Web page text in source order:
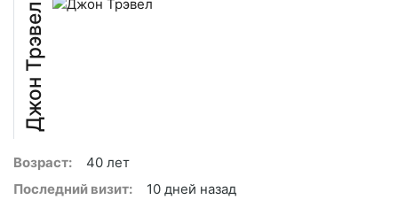
Джон Трэвел
Возраст:
40 лет
Последний визит:
10 дней назад